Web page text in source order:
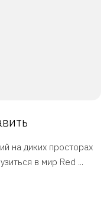
на диких просторах
в мир Red ...